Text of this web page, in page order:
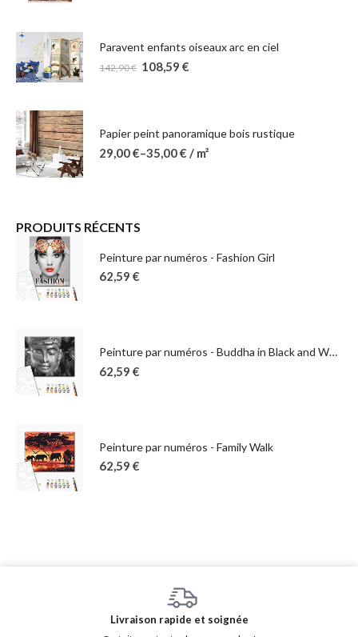
Paravent enfants oiseaux arc en ciel
142,90€ 108,59 €
Papier peint panoramique bois rustique
29,00€–35,00€ / m²
PRODUITS RÉCENTS
Peinture par numéros - Fashion Girl
62,59 €
Peinture par numéros - Buddha in Black and White
62,59 €
Peinture par numéros - Family Walk
62,59 €
Livraison rapide et soignée